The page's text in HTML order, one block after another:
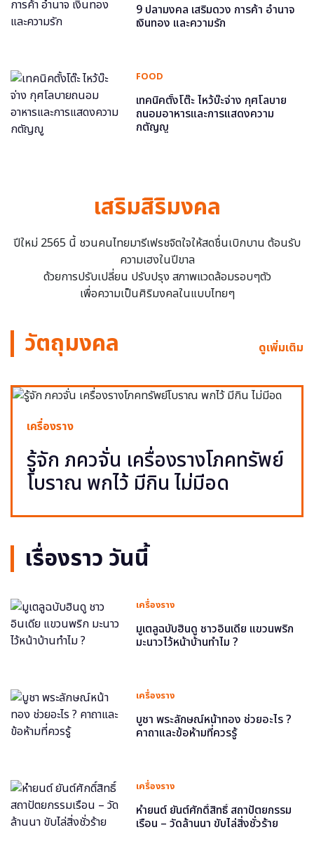
9 ปลามงคล เสริมดวง การค้า อำนาจ
เงินทอง และความรัก
FOOD
เทคนิคตั้งโต๊ะ ไหว้บ๊ะจ่าง กุศโลบาย
ถนอมอาหารและการแสดงความ
กตัญญู
เสริมสิริมงคล
ปีใหม่ 2565 นี้ ชวนคนไทยมารีเฟรชจิตใจให้สดชื่นเบิกบาน ต้อนรับ
ความเฮงในปีขาล
ด้วยการปรับเปลี่ยน ปรับปรุง สภาพแวดล้อมรอบๆตัว
เพื่อความเป็นศิริมงคลในแบบไทยๆ
วัตถุมงคล ดูเพิ่มเติม
เครื่องราง
รู้จัก ภควจั่น เครื่องรางโภคทรัพย์
โบราณ พกไว้ มีกิน ไม่มีอด
เรื่องราว วันนี้
เครื่องราง
มูเตลูฉบับฮินดู ชาวอินเดีย แขวนพริก
มะนาวไว้หน้าบ้านทำไม ?
เครื่องราง
บูชา พระลักษณ์หน้าทอง ช่วยอะไร ?
คาถาและข้อห้ามที่ควรรู้
เครื่องราง
หำยนต์ ยันต์ศักดิ์สิทธิ์ สถาปัตยกรรม
เรือน – วัดล้านนา ขับไล่สิ่งชั่วร้าย